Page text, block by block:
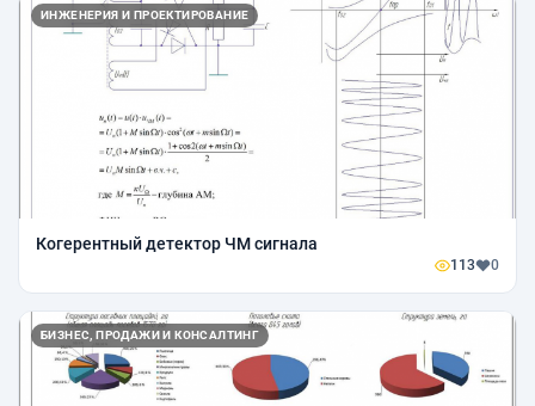
ИНЖЕНЕРИЯ И ПРОЕКТИРОВАНИЕ
Когерентный детектор ЧМ сигнала
113 0
БИЗНЕС, ПРОДАЖИ И КОНСАЛТИНГ